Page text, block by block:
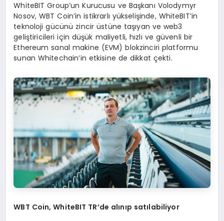
WhiteBIT Group’un Kurucusu ve Başkanı Volodymyr
Nosov, WBT Coin’in istikrarlı yükselişinde, WhiteBIT’in
teknoloji gücünü zincir üstüne taşıyan ve web3
geliştiricileri için düşük maliyetli, hızlı ve güvenli bir
Ethereum sanal makine (EVM) blokzinciri platformu
sunan Whitechain’in etkisine de dikkat çekti.
WBT Coin, WhiteBIT TR’de alınıp satılabiliyor